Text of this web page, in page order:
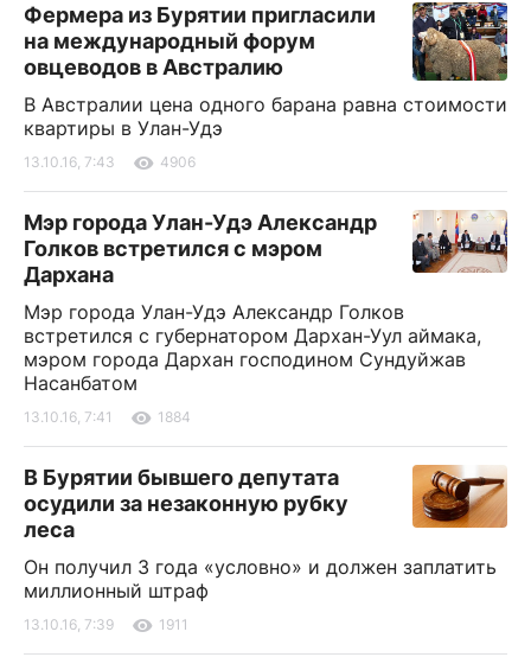
Фермера из Бурятии пригласили
на международный форум
овцеводов в Австралию
В Австралии цена одного барана равна стоимости
квартиры в Улан-Удэ
13.10.16, 7:43 4906
Мэр города Улан-Удэ Александр
Голков встретился с мэром
Дархана
Мэр города Улан-Удэ Александр Голков
встретился с губернатором Дархан-Уул аймака,
мэром города Дархан господином Сундуйжав
Насанбатом
13.10.16, 7:41 1884
В Бурятии бывшего депутата
осудили за незаконную рубку
леса
Он получил 3 года «условно» и должен заплатить
миллионный штраф
13.10.16, 7:39 1911